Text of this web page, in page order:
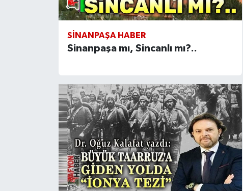
SINANPAŞA HABER
Sinanpaşa mı, Sincanlı mı?..